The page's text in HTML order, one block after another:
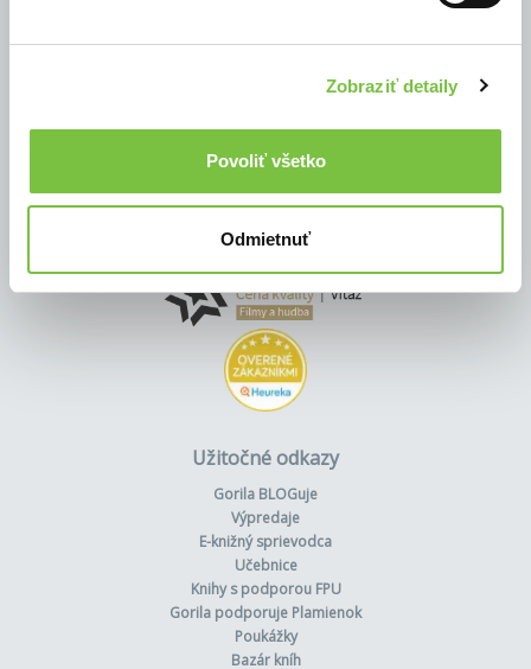
Zobraziť detaily
Povoliť všetko
Odmietnuť
Užitočné odkazy
Gorila BLOGuje
Výpredaje
E-knižný sprievodca
Učebnice
Knihy s podporou FPU
Gorila podporuje Plamienok
Poukážky
Bazár kníh